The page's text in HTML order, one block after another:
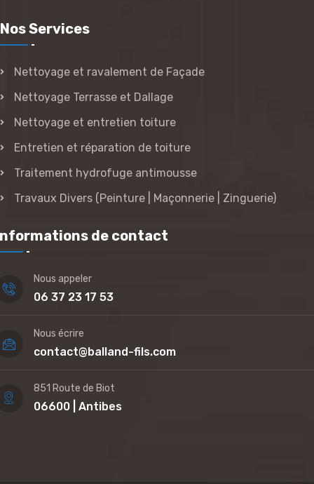
Nos Services
Nettoyage et ravalement de Façade
Nettoyage Terrasse et Dallage
Nettoyage et entretien toiture
Entretien et réparation de toiture
Traitement hydrofuge antimousse
Travaux Divers (Peinture | Maçonnerie | Zinguerie)
de contact
Nous appeler
06 37 23 17 53
Nous écrire
contact@balland-fils.com
851 Route de Biot
06600 | Antibes